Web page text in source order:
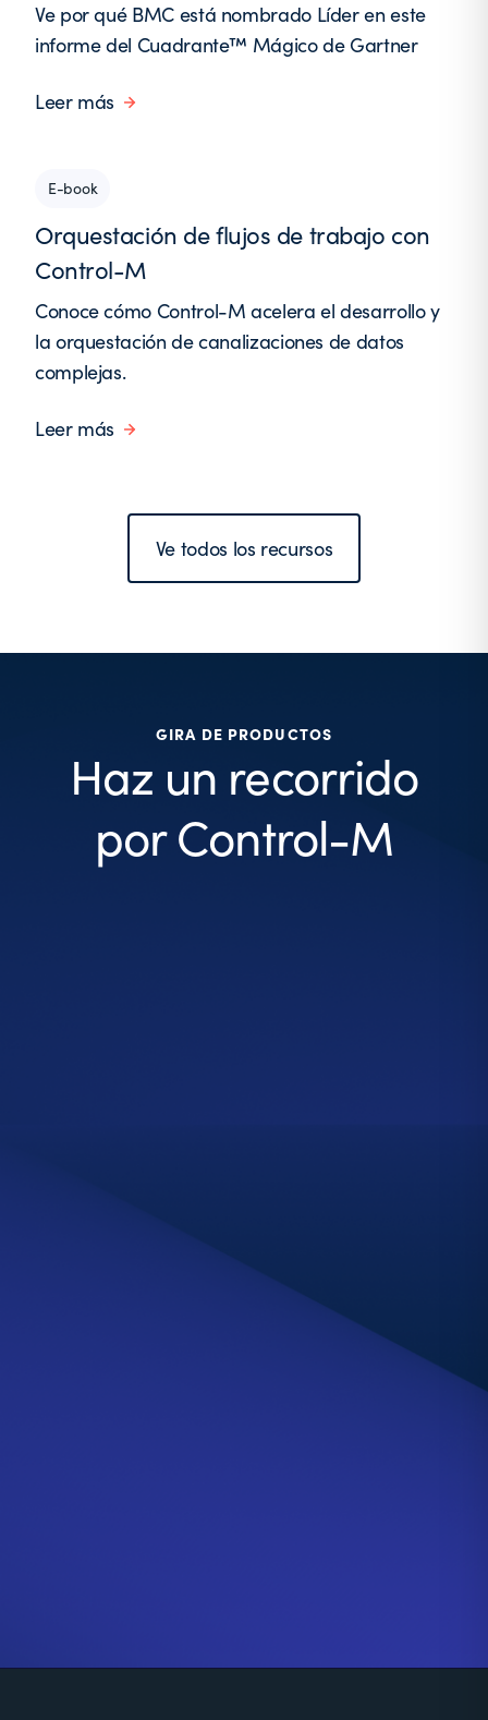
Ve por qué BMC está nombrado Líder en este
informe del Cuadrante™ Mágico de Gartner
Leer más
E-book
Orquestación de flujos de trabajo con
Control-M
Conoce cómo Control-M acelera el desarrollo y
la orquestación de canalizaciones de datos
complejas.
Leer más
Ve todos los recursos
GIRA DE PRODUCTOS
Haz un recorrido
por Control-M